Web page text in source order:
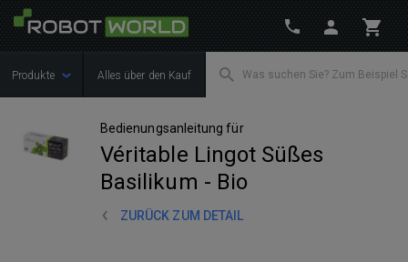
Produkte Alles über den Kauf
Bedienungsanleitung für
Véritable Lingot Süßes
Basilikum - Bio
ZURÜCK ZUM DETAIL